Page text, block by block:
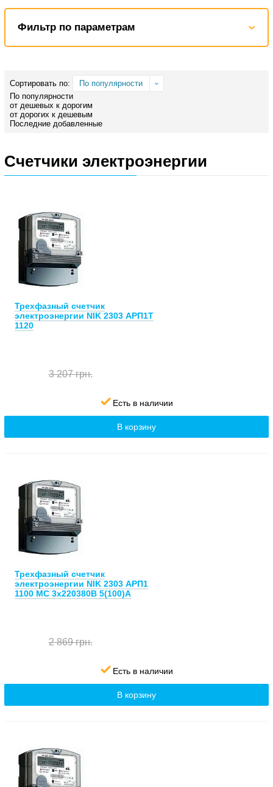
Фильтр по параметрам
Сортировать по:
По популярности
По популярности
от дешевых к дорогим
от дорогих к дешевым
Последние добавленные
Счетчики электроэнергии
Трехфазный счетчик
электроэнергии NIK 2303 АРП1Т
1120
3 207 грн.
Есть в наличии
В корзину
Трехфазный счетчик
электроэнергии NIK 2303 АРП1
1100 MC 3х220380В 5(100)А
2 869 грн.
Есть в наличии
В корзину